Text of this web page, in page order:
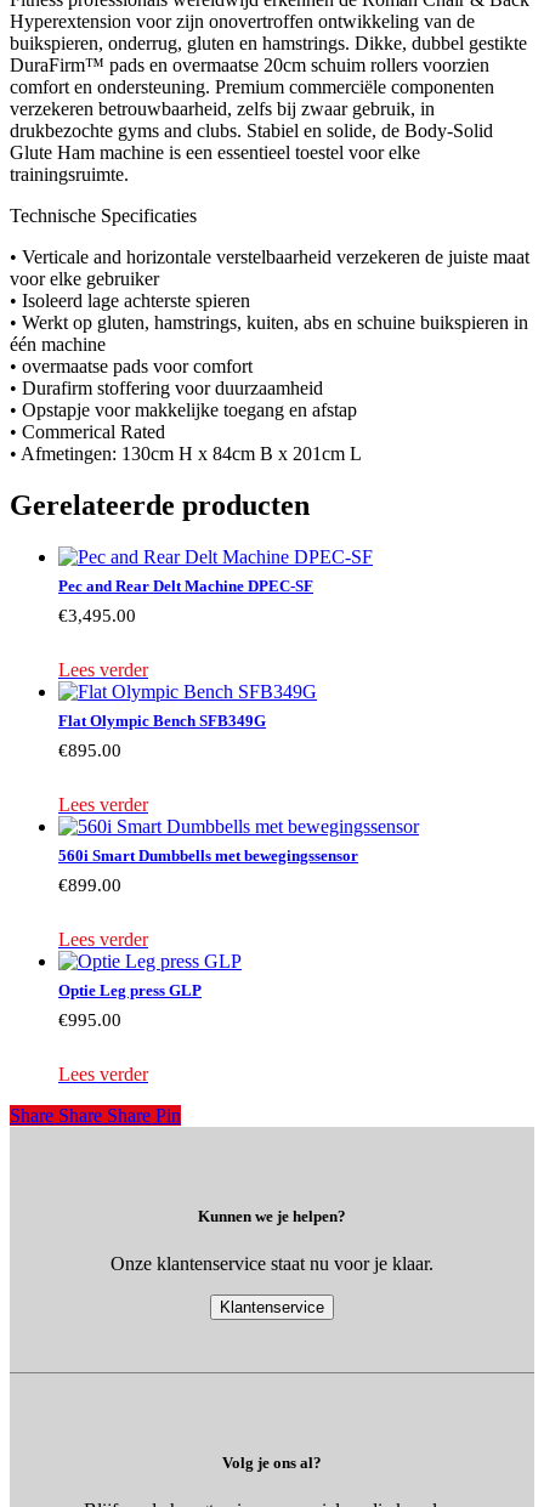
Hyperextension voor zijn onovertroffen ontwikkeling van de
buikspieren, onderrug, gluten en hamstrings. Dikke, dubbel gestikte
DuraFirm™ pads en overmaatse 20cm schuim rollers voorzien
comfort en ondersteuning. Premium commerciële componenten
verzekeren betrouwbaarheid, zelfs bij zwaar gebruik, in
drukbezochte gyms and clubs. Stabiel en solide, de Body-Solid
Glute Ham machine is een essentieel toestel voor elke
trainingsruimte.
Technische Specificaties
• Verticale and horizontale verstelbaarheid verzekeren de juiste maat
voor elke gebruiker
• Isoleerd lage achterste spieren
• Werkt op gluten, hamstrings, kuiten, abs en schuine buikspieren in
één machine
• overmaatse pads voor comfort
• Durafirm stoffering voor duurzaamheid
• Opstapje voor makkelijke toegang en afstap
• Commerical Rated
• Afmetingen: 130cm H x 84cm B x 201cm L
Gerelateerde producten
Pec and Rear Delt Machine DPEC-SF
€3,495.00
Lees verder
Flat Olympic Bench SFB349G
€895.00
Lees verder
560i Smart Dumbbells met bewegingssensor
€899.00
Lees verder
Optie Leg press GLP
€995.00
Lees verder
Share
Share Share Share Pin
Kunnen we je helpen?
Onze klantenservice staat nu voor je klaar.
Klantenservice
Volg je ons al?